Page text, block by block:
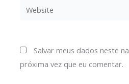
Website
Salvar meus dados neste
próxima vez que eu comentar.